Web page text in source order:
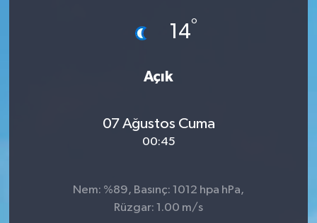
14°
Açık
07 Ağustos Cuma
00:45
Nem: %89, Basınç: 1012 hpa hPa,
Rüzgar: 1.00 m/s